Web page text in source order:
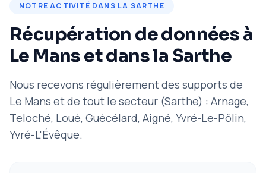
NOTRE ACTIVITÉ DANS LA SARTHE
Récupération de données à
Le Mans et dans la Sarthe
Nous recevons régulièrement des supports de
Le Mans et de tout le secteur (Sarthe) : Arnage,
Teloché, Loué, Guécélard, Aigné, Yvré-Le-Pôlin,
Yvré-L'Évêque.